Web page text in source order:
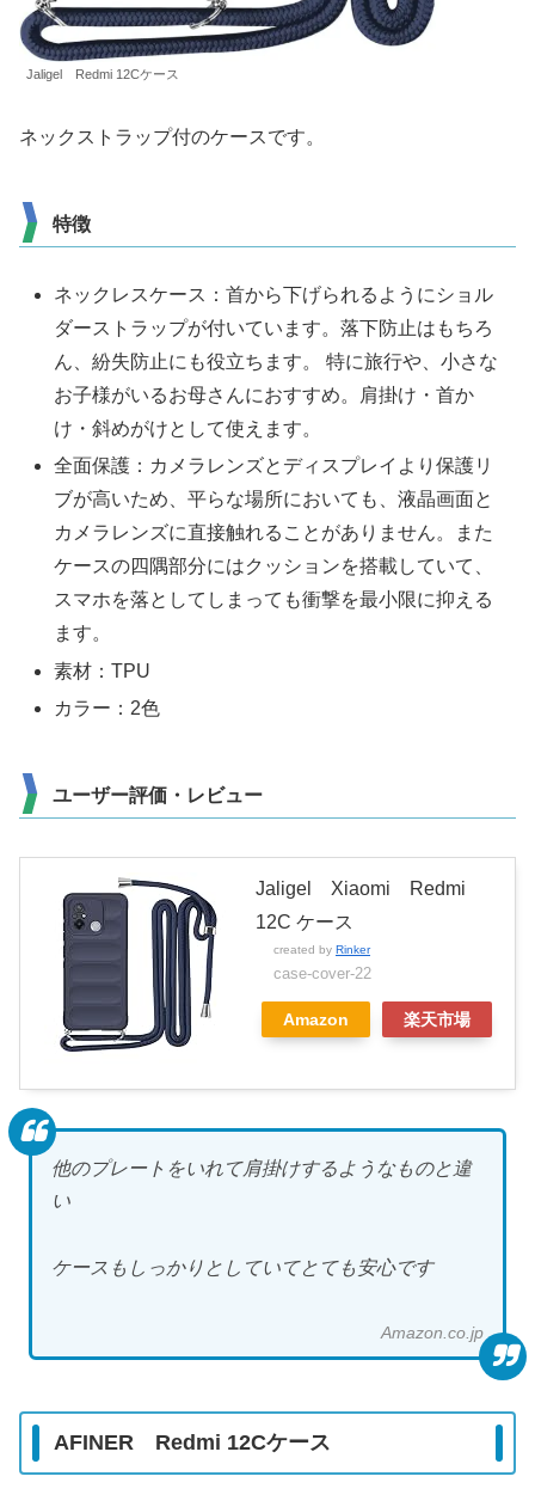
Jaligel Redmi 12Cケース
ネックストラップ付のケースです。
特徴
ネックレスケース：首から下げられるようにショル
ダーストラップが付いています。落下防止はもちろ
ん、紛失防止にも役立ちます。 特に旅行や、小さな
お子様がいるお母さんにおすすめ。肩掛け・首か
け・斜めがけとして使えます。
全面保護：カメラレンズとディスプレイより保護リ
ブが高いため、平らな場所においても、液晶画面と
カメラレンズに直接触れることがありません。また
ケースの四隅部分にはクッションを搭載していて、
スマホを落としてしまっても衝撃を最小限に抑える
ます。
素材：TPU
カラー：2色
ユーザー評価・レビュー
Jaligel Xiaomi Redmi
12C ケース
created by Rinker
case-cover-22
Amazon 楽天市場
他のプレートをいれて肩掛けするようなものと違
い
ケースもしっかりとしていてとても安心です
Amazon.co.jp
AFINER Redmi 12Cケース